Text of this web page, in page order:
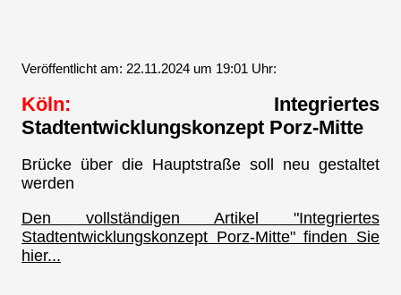
Veröffentlicht am: 22.11.2024 um 19:01 Uhr:
Köln: Integriertes
Stadtentwicklungskonzept Porz-Mitte
Brücke über die Hauptstraße soll neu gestaltet
werden
Den vollständigen Artikel "Integriertes
Stadtentwicklungskonzept Porz-Mitte" finden Sie
hier...